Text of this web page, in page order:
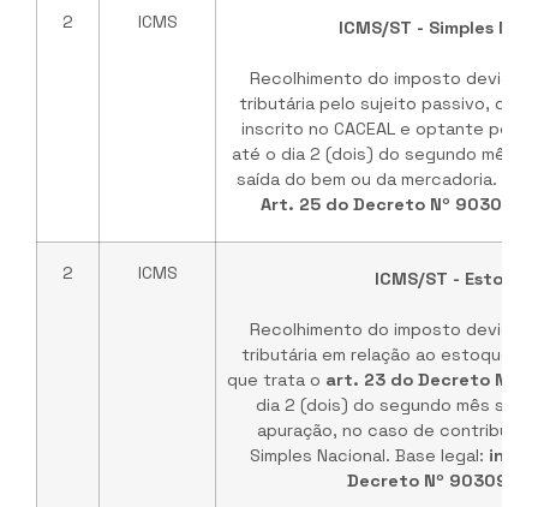
2 ICMS ICMS/ST - Simples
Recolhimento do imposto devido
tributária pelo sujeito passivo,
inscrito no CACEAL e optante pelo
até o dia 2 (dois) do segundo mês
saída do bem ou da mercadoria.
Art. 25 do Decreto Nº 90309
2 ICMS ICMS/ST - Estoque
Recolhimento do imposto devido
tributária em relação ao estoque
que trata o art. 23 do Decreto Nº
dia 2 (dois) do segundo mês
apuração, no caso de
Simples Nacional. Base legal:
Decreto Nº 90309/